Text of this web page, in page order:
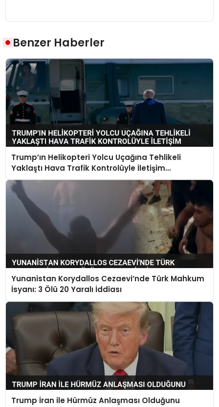
Benzer Haberler
Trump’ın Helikopteri Yolcu Uçağına Tehlikeli
Yaklaştı Hava Trafik Kontrolüyle İletişim
Kurulamadı
Yunanistan Korydallos Cezaevi’nde Türk Mahkum
İsyanı: 3 Ölü 20 Yaralı İddiası
Trump İran ile Hürmüz Anlaşması Olduğunu